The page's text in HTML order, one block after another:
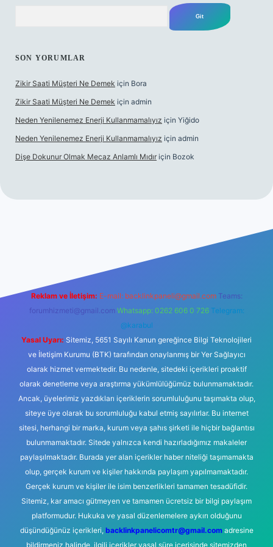
SON YORUMLAR
Zikir Saati Müşteri Ne Demek için Bora
Zikir Saati Müşteri Ne Demek için admin
Neden Yenilenemez Enerji Kullanmamalıyız için Yiğido
Neden Yenilenemez Enerji Kullanmamalıyız için admin
Dişe Dokunur Olmak Mecaz Anlamlı Mıdır için Bozok
Reklam ve İletişim: E-mail: backlinkpaneli@gmail.com Teams:
forumhizmeti@gmail.com Whatsapp: 0262 606 0 726 Telegram:
@karabul
Yasal Uyarı: Sitemiz, 5651 Sayılı Kanun gereğince Bilgi Teknolojileri
ve İletişim Kurumu (BTK) tarafından onaylanmış bir Yer Sağlayıcı
olarak hizmet vermektedir. Bu nedenle, sitedeki içerikleri proaktif
olarak denetleme veya araştırma yükümlülüğümüz bulunmamaktadır.
Ancak, üyelerimiz yazdıkları içeriklerin sorumluluğunu taşımakta olup,
siteye üye olarak bu sorumluluğu kabul etmiş sayılırlar. Bu internet
sitesi, herhangi bir marka, kurum veya şahıs şirketi ile hiçbir bağlantısı
bulunmamaktadır. Sitede yalnızca kendi hazırladığımız makaleler
paylaşılmaktadır. Burada yer alan içerikler haber niteliği taşımamakta
olup, gerçek kurum ve kişiler hakkında paylaşım yapılmamaktadır.
Gerçek kurum ve kişiler ile isim benzerlikleri tamamen tesadüfidir.
Sitemiz, kar amacı gütmeyen ve tamamen ücretsiz bir bilgi paylaşım
platformudur. Hukuka ve yasal düzenlemelere aykırı olduğunu
düşündüğünüz içerikleri, backlinkpanelicomtr@gmail.comadresine
bildirmeniz halinde, ilgili içerikler yasal süre içerisinde sitemizden